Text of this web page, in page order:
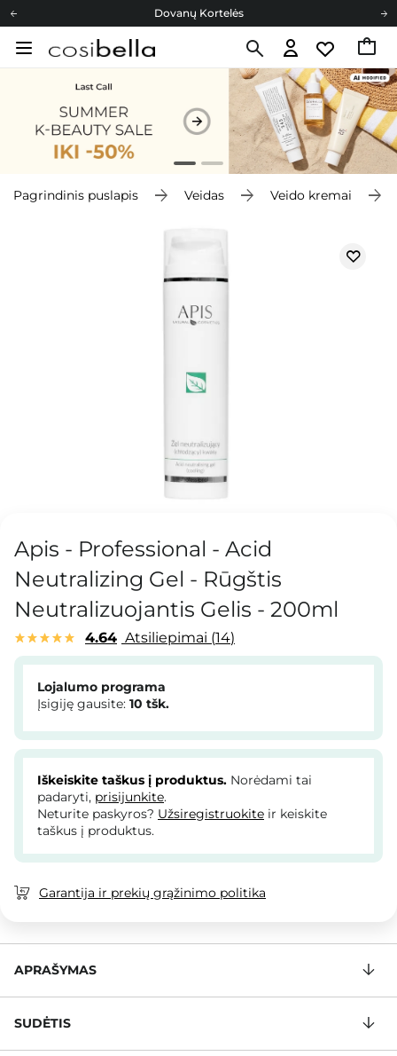
Dovanų Kortelės
Cosibella lojalumo programa
Dovanų Kortelės
Pagrindinis puslapis Veidas Veido kremai
Apis - Professional - Acid
Neutralizing Gel - Rūgštis
Neutralizuojantis Gelis - 200ml
4.64 Atsiliepimai 14
Lojalumo programa
Įsigiję gausite: 10 tšk.
Iškeiskite taškus į produktus. Norėdami tai
padaryti, prisijunkite.
Neturite paskyros? Užsiregistruokite ir keiskite
taškus į produktus.
Garantija ir prekių grąžinimo politika
APRAŠYMAS
SUDĖTIS